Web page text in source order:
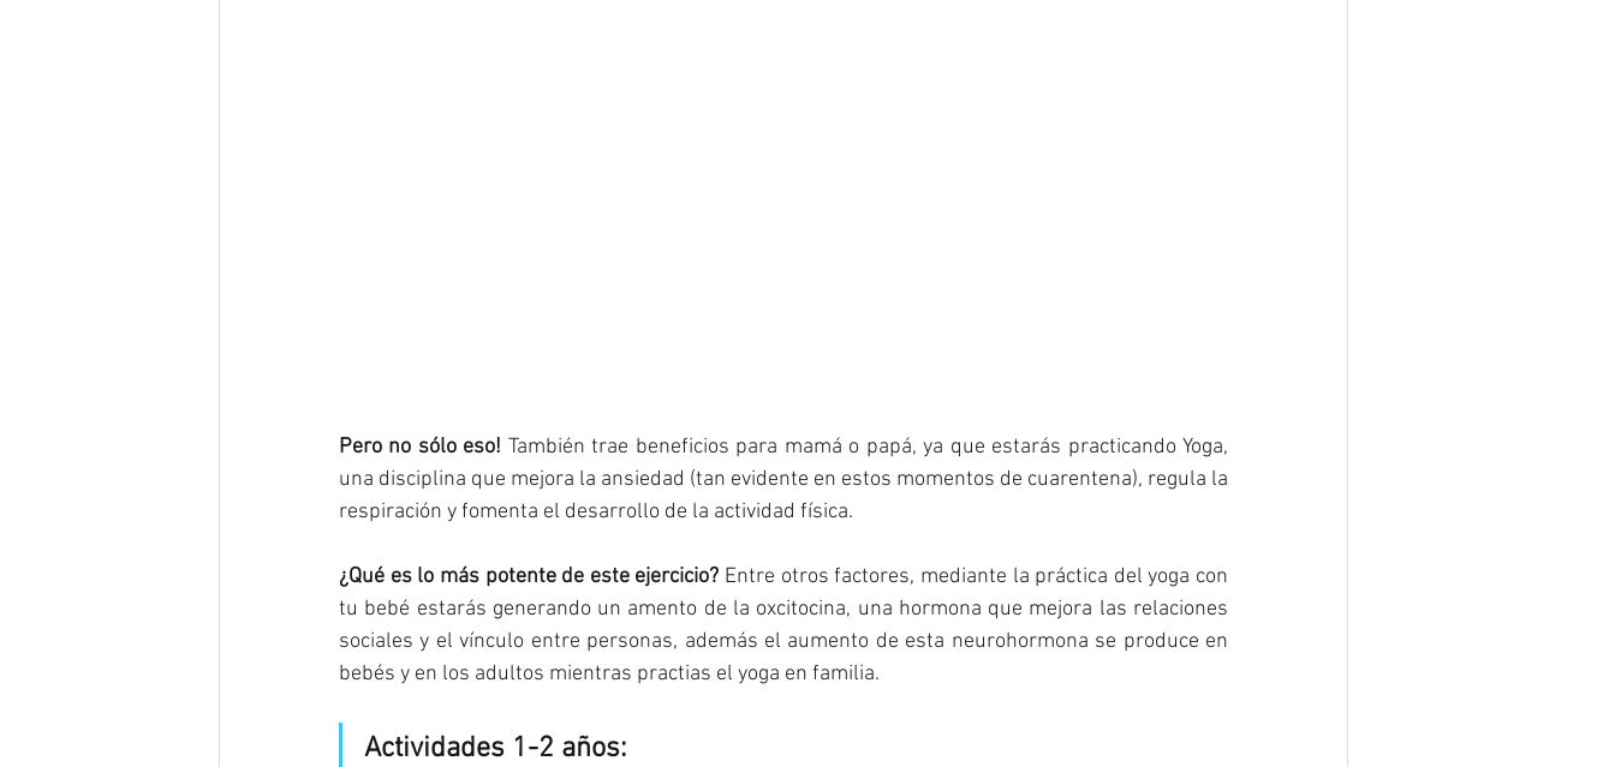
Pero no sólo eso! También trae beneficios para mamá o papá, ya que estarás practicando Yoga,
una disciplina que mejora la ansiedad (tan evidente en estos momentos de cuarentena), regula la
respiración y fomenta el desarrollo de la actividad física.
¿Qué es lo más potente de este ejercicio? Entre otros factores, mediante la práctica del yoga con
tu bebé estarás generando un amento de la oxcitocina, una hormona que mejora las relaciones
sociales y el vínculo entre personas, además el aumento de esta neurohormona se produce en
bebés y en los adultos mientras practias el yoga en familia.
Actividades 1-2 años: